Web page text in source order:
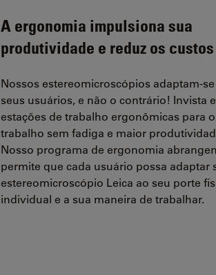
A ergonomia impulsiona sua
produtividade e reduz os custos
Nossos estereomicroscópios adaptam-
seus usuários, e não o contrário! Invista
estações de trabalho ergonômicas para o
trabalho sem fadiga e maior
Nosso programa de ergonomia
permite que cada usuário possa adaptar
estereomicroscópio Leica ao seu porte
individual e a sua maneira de trabalhar.